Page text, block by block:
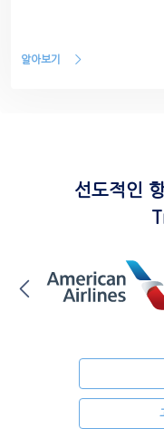
알아보기
선도적인